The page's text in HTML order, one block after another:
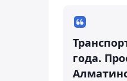
года.